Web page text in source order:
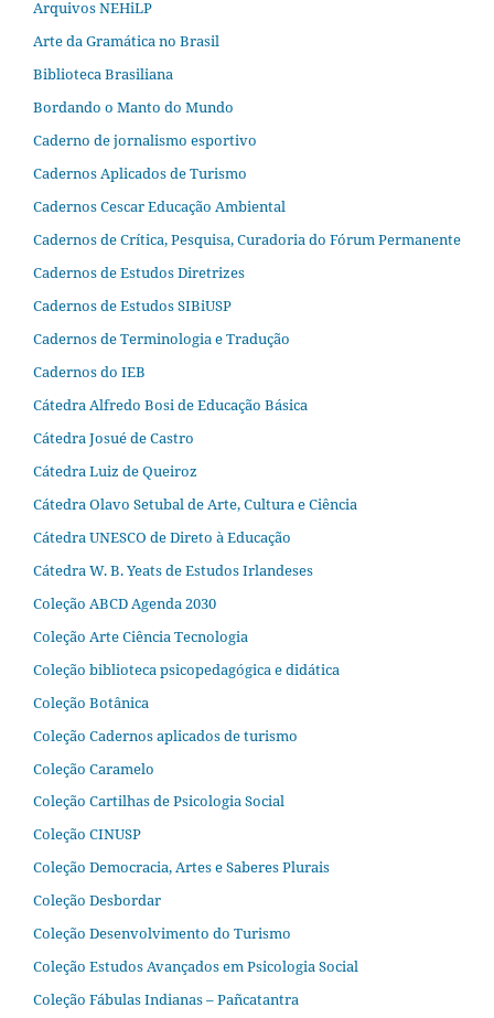
Arquivos NEHiLP
Arte da Gramática no Brasil
Biblioteca Brasiliana
Bordando o Manto do Mundo
Caderno de jornalismo esportivo
Cadernos Aplicados de Turismo
Cadernos Cescar Educação Ambiental
Cadernos de Crítica, Pesquisa, Curadoria do Fórum Permanente
Cadernos de Estudos Diretrizes
Cadernos de Estudos SIBiUSP
Cadernos de Terminologia e Tradução
Cadernos do IEB
Cátedra Alfredo Bosi de Educação Básica
Cátedra Josué de Castro
Cátedra Luiz de Queiroz
Cátedra Olavo Setubal de Arte, Cultura e Ciência
Cátedra UNESCO de Direto à Educação
Cátedra W. B. Yeats de Estudos Irlandeses
Coleção ABCD Agenda 2030
Coleção Arte Ciência Tecnologia
Coleção biblioteca psicopedagógica e didática
Coleção Botânica
Coleção Cadernos aplicados de turismo
Coleção Caramelo
Coleção Cartilhas de Psicologia Social
Coleção CINUSP
Coleção Democracia, Artes e Saberes Plurais
Coleção Desbordar
Coleção Desenvolvimento do Turismo
Coleção Estudos Avançados em Psicologia Social
Coleção Fábulas Indianas – Pañcatantra